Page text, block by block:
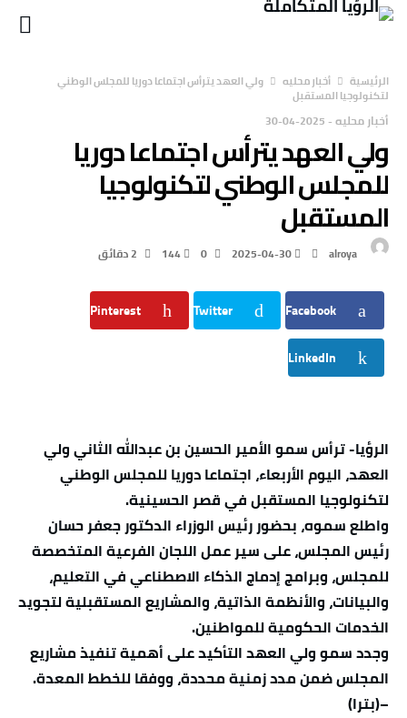
‫الرئيسية‬ أخبار محليه
ولي العهد يترأس اجتماعا دوريا للمجلس الوطني
لتكنولوجيا المستقبل
أخبار محليه-
2025-04-30
ولي العهد يترأس اجتماعا دوريا
للمجلس الوطني لتكنولوجيا
المستقبل
alroya
2025-04-30
144 2 ‫دقائق‬
Facebook
Twitter
Pinterest
LinkedIn
الرؤيا- ترأس سمو الأمير الحسين بن عبدالله الثاني ولي
العهد، اليوم الأربعاء، اجتماعا دوريا للمجلس الوطني
لتكنولوجيا المستقبل في قصر الحسينية.
واطلع سموه، بحضور رئيس الوزراء الدكتور جعفر حسان
رئيس المجلس، على سير عمل اللجان الفرعية المتخصصة
للمجلس، وبرامج إدماج الذكاء الاصطناعي في التعليم،
والبيانات، والأنظمة الذاتية، والمشاريع المستقبلية لتجويد
الخدمات الحكومية للمواطنين.
وجدد سمو ولي العهد التأكيد على أهمية تنفيذ مشاريع
المجلس ضمن مدد زمنية محددة، ووفقا للخطط المعدة.
–(بترا)